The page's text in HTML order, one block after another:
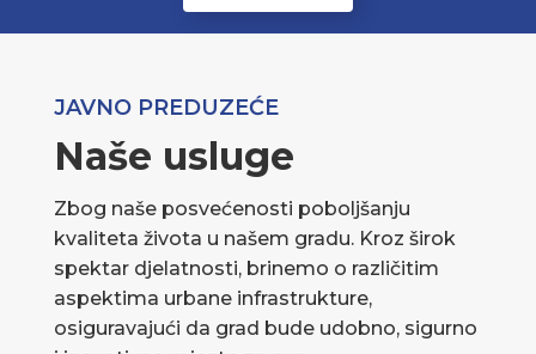
JAVNO PREDUZEĆE
Naše usluge
Zbog naše posvećenosti poboljšanju
kvaliteta života u našem gradu. Kroz širok
spektar djelatnosti, brinemo o različitim
aspektima urbane infrastrukture,
osiguravajući da grad bude udobno, sigurno